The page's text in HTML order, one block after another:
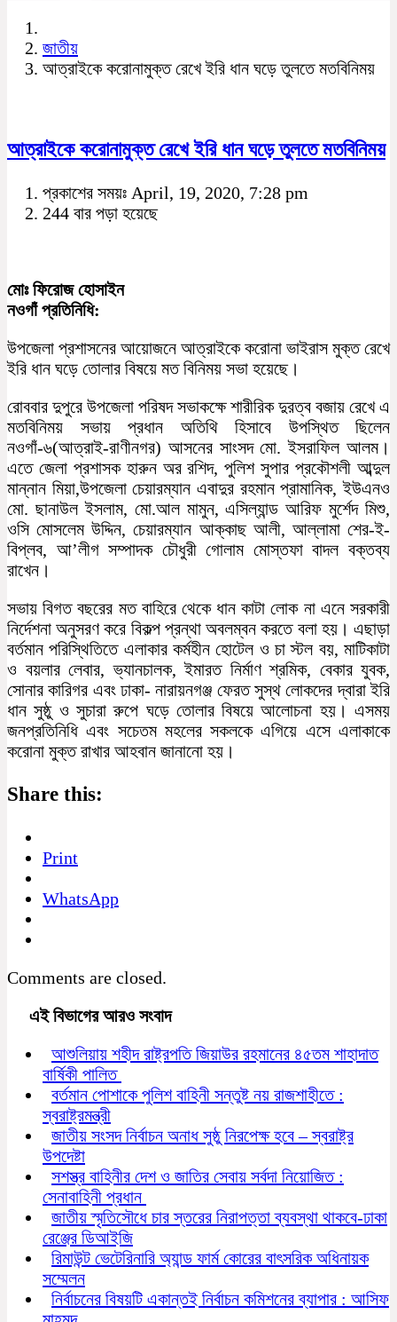
জাতীয়
আত্রাইকে করোনামুক্ত রেখে ইরি ধান ঘড়ে তুলতে মতবিনিময়
আত্রাইকে করোনামুক্ত রেখে ইরি ধান ঘড়ে তুলতে মতবিনিময়
প্রকাশের সময়ঃ April, 19, 2020, 7:28 pm
244 বার পড়া হয়েছে
মোঃ ফিরোজ হোসাইন
নওগাঁ প্রতিনিধি:
উপজেলা প্রশাসনের আয়োজনে আত্রাইকে করোনা ভাইরাস মুক্ত রেখে
ইরি ধান ঘড়ে তোলার বিষয়ে মত বিনিময় সভা হয়েছে।
রোববার দুপুরে উপজেলা পরিষদ সভাকক্ষে শারীরিক দুরত্ব বজায় রেখে এ
মতবিনিময় সভায় প্রধান অতিথি হিসাবে উপস্থিত ছিলেন
নওগাঁ-৬(আত্রাই-রাণীনগর) আসনের সাংসদ মো. ইসরাফিল আলম।
এতে জেলা প্রশাসক হারুন অর রশিদ, পুলিশ সুপার প্রকৌশলী আব্দুল
মান্নান মিয়া,উপজেলা চেয়ারম্যান এবাদুর রহমান প্রামানিক, ইউএনও
মো. ছানাউল ইসলাম, মো.আল মামুন, এসিল্যান্ড আরিফ মুর্শেদ মিশু,
ওসি মোসলেম উদ্দিন, চেয়ারম্যান আক্কাছ আলী, আল্লামা শের-ই-
বিপ্লব, আ’লীগ সম্পাদক চৌধুরী গোলাম মোস্তফা বাদল বক্তব্য
রাখেন।
সভায় বিগত বছরের মত বাহিরে থেকে ধান কাটা লোক না এনে সরকারী
নির্দেশনা অনুসরণ করে বিকল্প প্রন্থা অবলম্বন করতে বলা হয়। এছাড়া
বর্তমান পরিস্থিতিতে এলাকার কর্মহীন হোটেল ও চা স্টল বয়, মাটিকাটা
ও বয়লার লেবার, ভ্যানচালক, ইমারত নির্মাণ শ্রমিক, বেকার যুবক,
সোনার কারিগর এবং ঢাকা- নারায়নগঞ্জ ফেরত সুস্থ লোকদের দ্বারা ইরি
ধান সুষ্ঠু ও সুচারা রুপে ঘড়ে তোলার বিষয়ে আলোচনা হয়। এসময়
জনপ্রতিনিধি এবং সচেতম মহলের সকলকে এগিয়ে এসে এলাকাকে
করোনা মুক্ত রাখার আহবান জানানো হয়।
Share this:
Print
WhatsApp
Comments are closed.
এই বিভাগের আরও সংবাদ
আশুলিয়ায় শহীদ রাষ্ট্রপতি জিয়াউর রহমানের ৪৫তম শাহাদাত
বার্ষিকী পালিত
বর্তমান পোশাকে পুলিশ বাহিনী সন্তুষ্ট নয় রাজশাহীতে :
স্বরাষ্ট্রমন্ত্রী
জাতীয় সংসদ নির্বাচন অনাধ সুষ্ঠু নিরপেক্ষ হবে – স্বরাষ্ট্র
উপদেষ্টা
সশস্ত্র বাহিনীর দেশ ও জাতির সেবায় সর্বদা নিয়োজিত :
সেনাবাহিনী প্রধান
জাতীয় স্মৃতিসৌধে চার স্তরের নিরাপত্তা ব্যবস্থা থাকবে-ঢাকা
রেঞ্জের ডিআইজি
রিমাউন্ট ভেটেরিনারি অ্যান্ড ফার্ম কোরের বাৎসরিক অধিনায়ক
সম্মেলন
নির্বাচনের বিষয়টি একান্তই নির্বাচন কমিশনের ব্যাপার : আসিফ